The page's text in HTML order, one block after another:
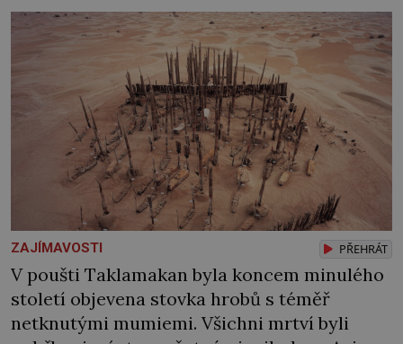
ZAJÍMAVOSTI PŘEHRÁT
V poušti Taklamakan byla koncem minulého
století objevena stovka hrobů s téměř
netknutými mumiemi. Všichni mrtví byli